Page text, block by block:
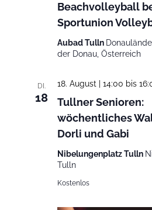
Beachvolleyball
Sportunion
Aubad Tulln
der Donau, Österreich
DI.
18
Tullner Senioren:
wöchentliches
Dorli und Gabi
18. August | 14:00 bis
Nibelungenplatz Tulln
Tulln
Kostenlos